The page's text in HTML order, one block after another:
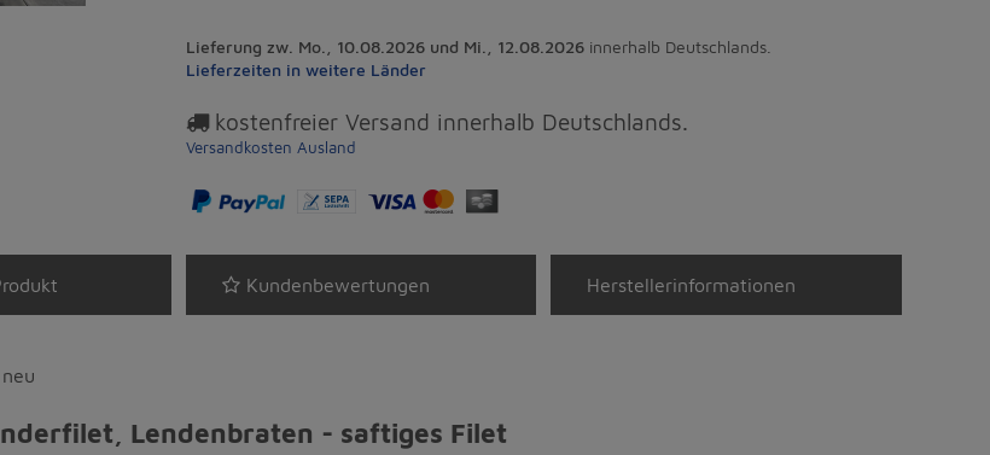
Lieferung zw. Mo., 10.08.2026 und Mi., 12.08.2026 innerhalb Deutschlands.
Lieferzeiten in weitere Länder
kostenfreier Versand innerhalb Deutschlands.
Versandkosten Ausland
Kundenbewertungen Herstellerinformationen
neu
Lendenbraten - saftiges Filet